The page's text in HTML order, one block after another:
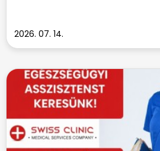
2026. 07. 14.